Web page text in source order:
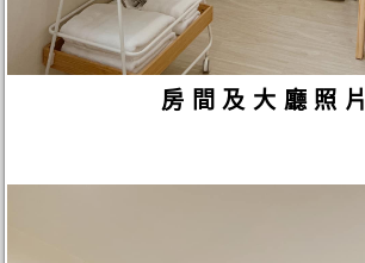
房間及大廳照片